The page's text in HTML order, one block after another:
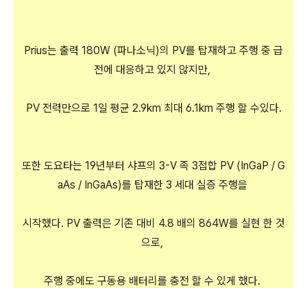
Prius는 출력 180W (파나소닉)의 PV를 탑재하고 주행 중 급
전에 대응하고 있지 않지만,
PV 전력만으로 1일 평균 2.9km 최대 6.1km 주행 할 수있다.
또한 도요타는 19년부터 샤프의 3-V 족 3접합 PV (InGaP / G
aAs / InGaAs)를 탑재한 3 세대 실증 주행을
시작했다. PV 출력은 기존 대비 4.8 배의 864W를 실현 한 것
으로,
주행 중에도 구동용 배터리를 충전 할 수 있게 했다.